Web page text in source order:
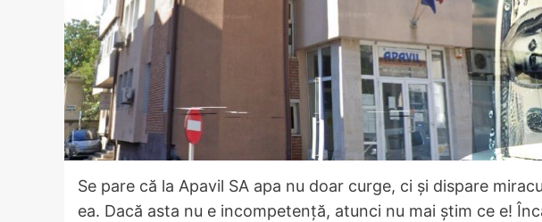
Se pare că la Apavil SA apa nu doar curge, ci și dispare
ea. Dacă asta nu e incompetență, atunci nu mai știm ce e!